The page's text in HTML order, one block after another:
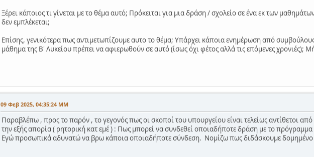
Ξέρει κάποιος τι γίνεται με το θέμα αυτό; Πρόκειται για μια δράση / σχολείο σε ένα εκ των
δεν εμπλέκεται;
Επίσης, γενικότερα πως αντιμετωπίζουμε αυτο το θέμα; Υπάρχει κάποια ενημέρωση από
μάθημα της Β' Λυκείου πρέπει να αφιερωθούν σε αυτό (ίσως όχι φέτος αλλά τις επόμενες χρονιές);
09 Φεβ 2025, 04:35:24 ΜΜ
Παραβλέπω , προς το παρόν , το γεγονός πως οι σκοποί του υπουργείου είναι τελείως αντίθετοι
την εξής απορία ( ρητορική κατ εμέ ) : Πως μπορεί να συνδεθεί οποιαδήποτε δράση με το
Εγώ προσωπικά αδυνατώ να βρω κάποια οποιαδήποτε σύνδεση. Νομίζω πως διδάσκουμε